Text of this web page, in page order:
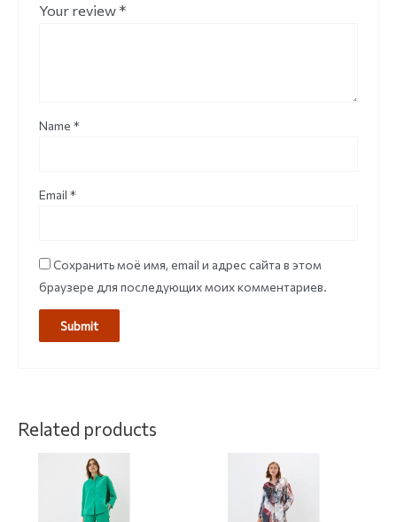
Your review *
Name *
Email *
Сохранить моё имя, email и адрес сайта в этом
браузере для последующих моих комментариев.
Related products